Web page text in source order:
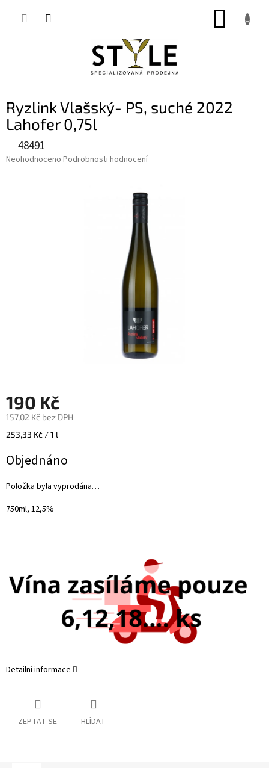
Ryzlink Vlašský- PS, suché 2022
Lahofer 0,75l
48491
Průměrné
Neohodnoceno Podrobnosti hodnocení
190 Kč
157,02 Kč bez DPH
Měrná
253,33 Kč / 1 l
Objednáno
Položka byla vyprodána…
750ml, 12,5%
Detailní informace
ZEPTAT SE HLÍDAT